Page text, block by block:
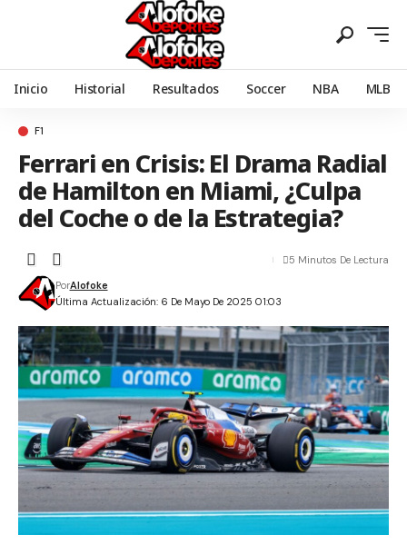
Inicio Historial Resultados Soccer NBA MLB
F1
Ferrari en Crisis: El Drama Radial
de Hamilton en Miami, ¿Culpa
del Coche o de la Estrategia?
Última Actualización: 6 De Mayo De 2025 01:03
PorAlofoke
5 Minutos De Lectura